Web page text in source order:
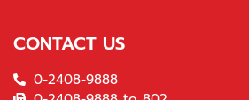
CONTACT US
0-2408-9888